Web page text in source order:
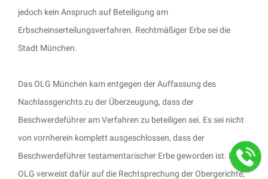
jedoch kein Anspruch auf Beteiligung am
Erbscheinserteilungsverfahren. Rechtmäßiger Erbe sei die
Stadt München.
Das OLG München kam entgegen der Auffassung des
Nachlassgerichts zu der Überzeugung, dass der
Beschwerdeführer am Verfahren zu beteiligen sei. Es sei nicht
von vornherein komplett ausgeschlossen, dass der
Beschwerdeführer testamentarischer Erbe geworden ist. Das
OLG verweist dafür auf die Rechtsprechung der Obergerichte,